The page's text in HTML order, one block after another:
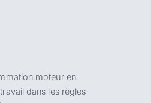
moteur en
dans les règles